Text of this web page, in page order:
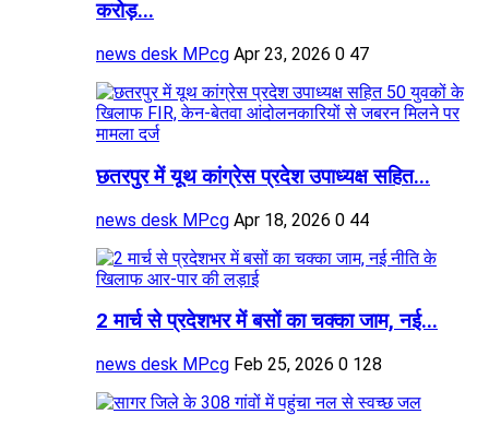
करोड़...
news desk MPcg Apr 23, 2026 0 47
छतरपुर में यूथ कांग्रेस प्रदेश उपाध्यक्ष सहित...
news desk MPcg Apr 18, 2026 0 44
2 मार्च से प्रदेशभर में बसों का चक्का जाम, नई...
news desk MPcg Feb 25, 2026 0 128